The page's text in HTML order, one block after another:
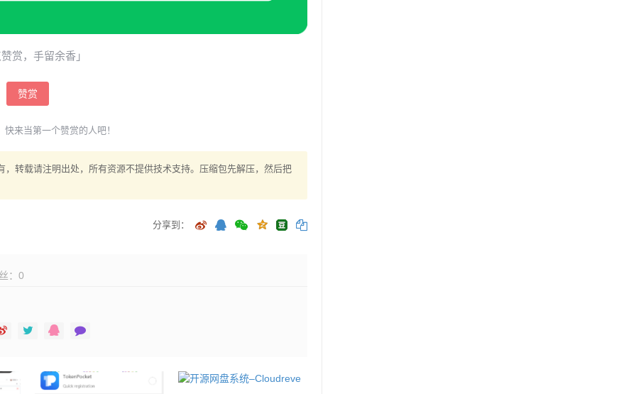
赏，手留余香」
赞赏
来当第一个赞赏的人吧！
转载请注明出处，所有资源不提供技术支持。压缩包先解压，然后把
分享到：
0